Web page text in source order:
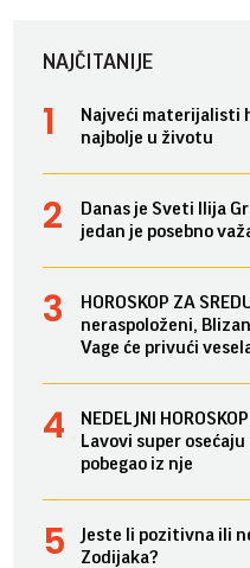
NAJČITANIJE
Najveći materijalisti
najbolje u životu
Danas je Sveti Ilija
jedan je posebno
HOROSKOP ZA
neraspoloženi,
Vage će privući
NEDELJNI
Lavovi super
pobegao iz nje
Jeste li pozitivna ili
Zodijaka?